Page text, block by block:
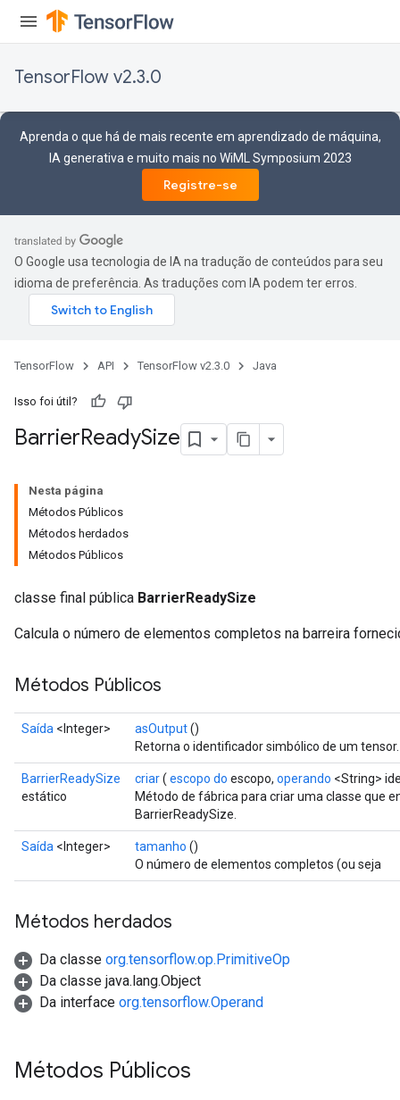
TensorFlow v2.3.0
Aprenda o que há de mais recente em aprendizado de máquina,
IA generativa e muito mais no WiML Symposium 2023
Registre-se
O Google usa tecnologia de IA na tradução de conteúdos para seu
idioma de preferência. As traduções com IA podem ter erros.
TensorFlow API TensorFlow v2.3.0 Java
Isso foi útil?
BarrierReadySize
Nesta página
Métodos Públicos
Métodos herdados
Métodos Públicos
classe final pública BarrierReadySize
Calcula o número de elementos completos na barreira
Métodos Públicos
Saída <Integer> asOutput()
Retorna o identificador simbólico de um tensor.
BarrierReadySize
estático
criar( escopo do escopo, operando <String>
Método de fábrica para criar uma classe que
BarrierReadySize.
Saída <Integer> tamanho ()
O número de elementos completos (ou seja
Métodos herdados
Da classe org.tensorflow.op.PrimitiveOp
Da classe java.lang.Object
Da interface org.tensorflow.Operand
Métodos Públicos